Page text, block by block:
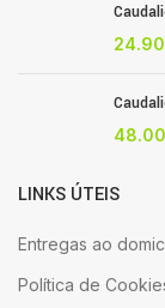
24.90
48.00
LINKS ÚTEIS
Entregas ao
Política de